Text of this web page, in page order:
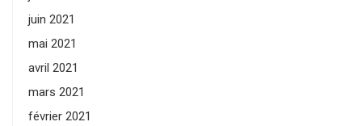
juin 2021
mai 2021
avril 2021
mars 2021
février 2021